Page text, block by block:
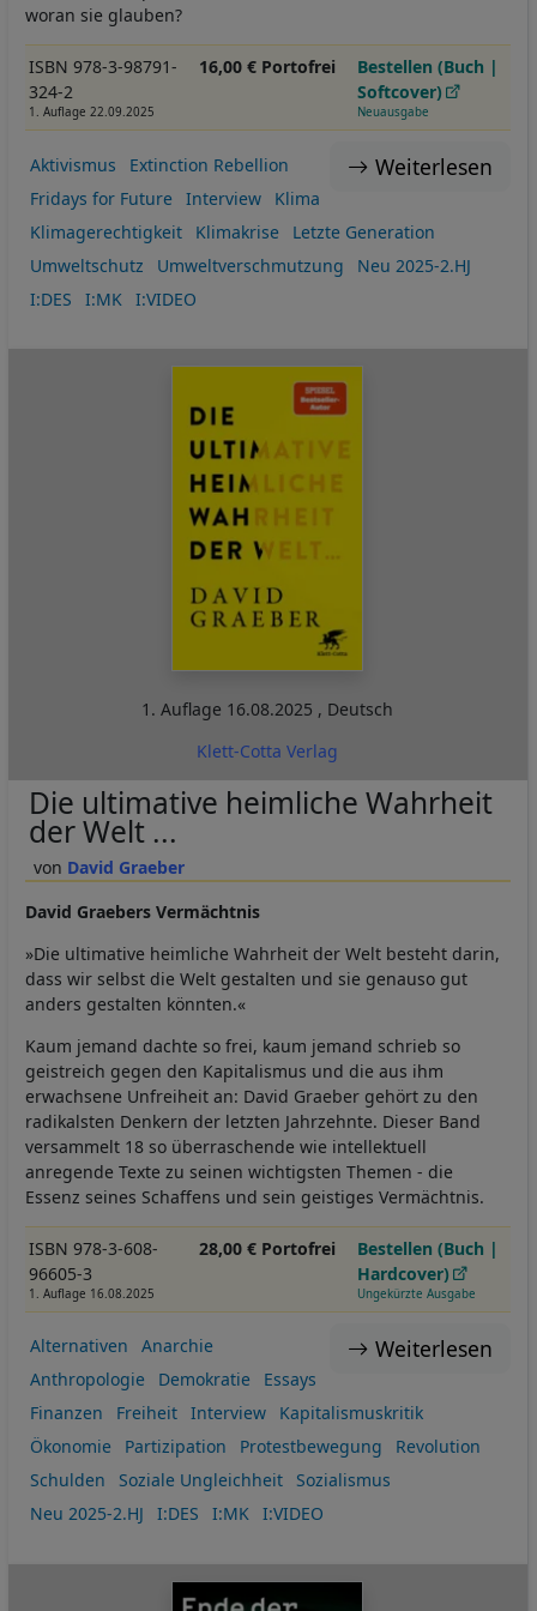
woran sie glauben?
ISBN 978-3-98791-
324-2
1. Auflage 22.09.2025
16,00 € Portofrei
Bestellen (Buch |
Softcover)
Neuausgabe
Weiterlesen
Aktivismus
Extinction Rebellion
Fridays for Future
Interview
Klima
Klimagerechtigkeit
Klimakrise
Letzte Generation
Umweltschutz
Umweltverschmutzung
Neu 2025-2.HJ
I:DES
I:MK I:VIDEO
1. Auflage 16.08.2025 , Deutsch
Klett-Cotta Verlag
David Graeber
Die ultimative heimliche Wahrheit
der Welt ...
David Graebers Vermächtnis
»Die ultimative heimliche Wahrheit der Welt besteht darin,
dass wir selbst die Welt gestalten und sie genauso gut
anders gestalten könnten.«
Kaum jemand dachte so frei, kaum jemand schrieb so
geistreich gegen den Kapitalismus und die aus ihm
erwachsene Unfreiheit an: David Graeber gehört zu den
radikalsten Denkern der letzten Jahrzehnte. Dieser Band
versammelt 18 so überraschende wie intellektuell
anregende Texte zu seinen wichtigsten Themen - die
Essenz seines Schaffens und sein geistiges Vermächtnis.
ISBN 978-3-608-
96605-3
1. Auflage 16.08.2025
28,00 € Portofrei
Bestellen (Buch |
Hardcover)
Ungekürzte Ausgabe
Weiterlesen
Alternativen
Anarchie
Anthropologie
Demokratie
Essays
Finanzen
Freiheit Interview
Kapitalismuskritik
Ökonomie
Partizipation Protestbewegung
Revolution
Schulden
Soziale Ungleichheit
Sozialismus
Neu 2025-2.HJ
I:DES I:MK I:VIDEO